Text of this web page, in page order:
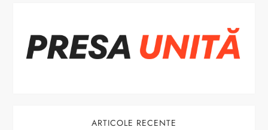
n
a
ARTICOLE RECENTE